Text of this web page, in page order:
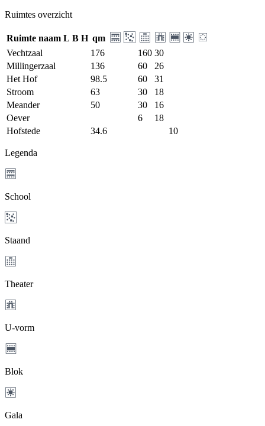
Ruimtes overzicht
Ruimte naam L B H qm
Vechtzaal
176 160 30
Millingerzaal
136 60
26
Het Hof
98.5 60
31
Stroom
63 30
18
Meander
50 30
16
Oever
6
18
Hofstede
34.6 10
Legenda
School
Staand
Theater
U-vorm
Blok
Gala